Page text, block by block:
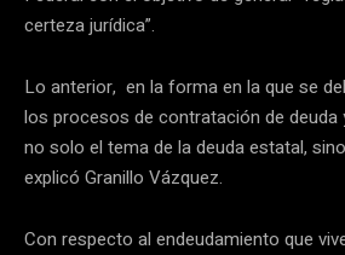
certeza jurídica”.
Lo anterior, en la forma en la que se
los procesos de contratación de deuda
no solo el tema de la deuda estatal,
explicó Granillo Vázquez.
Con respecto al endeudamiento que